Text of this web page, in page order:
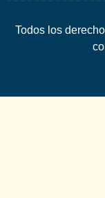
Todos los